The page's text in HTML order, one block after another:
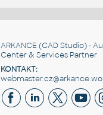
ARKANCE (CAD Studio) -
Center & Services Partner
KONTAKT: